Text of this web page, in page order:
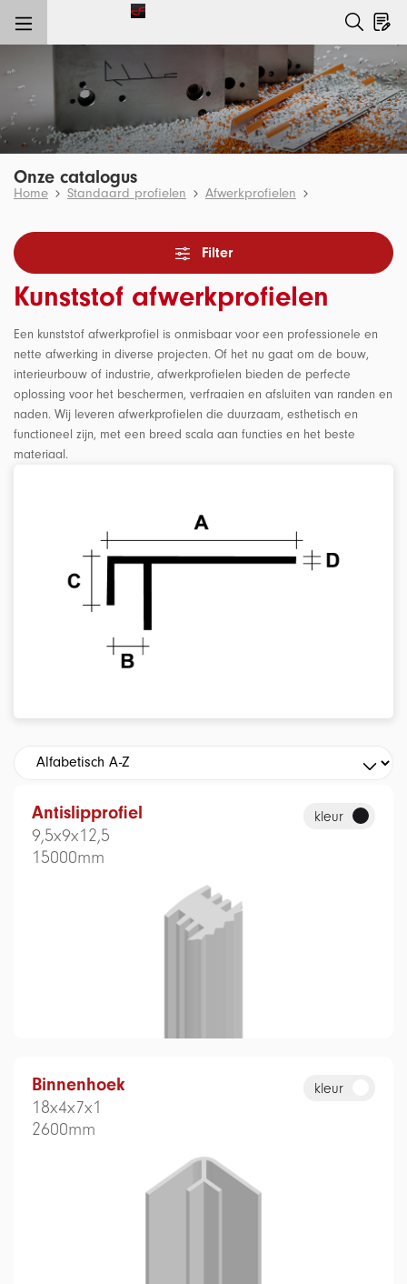
Onze catalogus
Home Standaard profielen Afwerkprofielen
Filter
Kunststof afwerkprofielen
Een kunststof afwerkprofiel is onmisbaar voor een professionele en
nette afwerking in diverse projecten. Of het nu gaat om de bouw,
interieurbouw of industrie, afwerkprofielen bieden de perfecte
oplossing voor het beschermen, verfraaien en afsluiten van randen en
naden. Wij leveren afwerkprofielen die duurzaam, esthetisch en
functioneel zijn, met een breed scala aan functies en het beste
materiaal.
kleur
Antislipprofiel
9,5x9x12,5
15000mm
kleur
Binnenhoek
18x4x7x1
2600mm